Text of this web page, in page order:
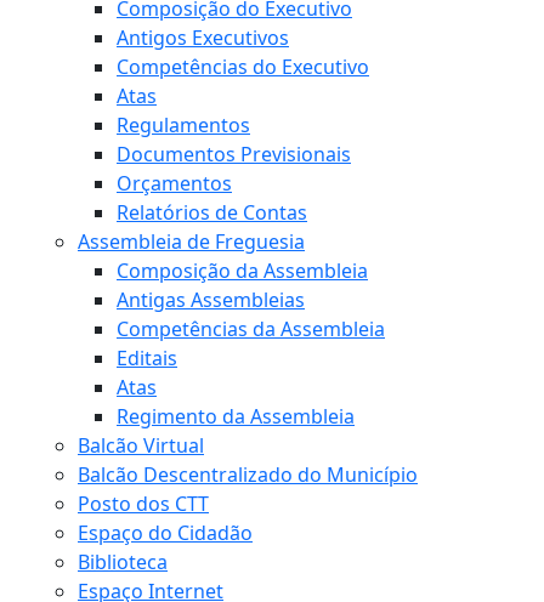
Composição do Executivo
Antigos Executivos
Competências do Executivo
Atas
Regulamentos
Documentos Previsionais
Orçamentos
Relatórios de Contas
Assembleia de Freguesia
Composição da Assembleia
Antigas Assembleias
Competências da Assembleia
Editais
Atas
Regimento da Assembleia
Balcão Virtual
Balcão Descentralizado do Município
Posto dos CTT
Espaço do Cidadão
Biblioteca
Espaço Internet